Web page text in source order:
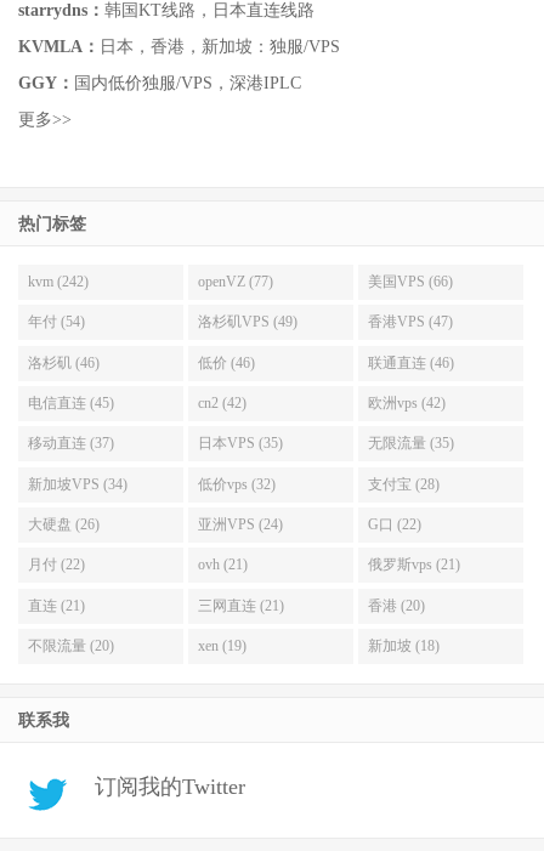
starrydns： 韩国KT线路，日本直连线路
KVMLA： 日本，香港，新加坡：独服/VPS
GGY： 国内低价独服/VPS，深港IPLC
更多>>
热门标签
kvm (242) openVZ (77) 美国VPS (66)
年付 (54) 洛杉矶VPS (49) 香港VPS (47)
洛杉矶 (46) 低价 (46) 联通直连 (46)
电信直连 (45) cn2 (42) 欧洲vps (42)
移动直连 (37) 日本VPS (35) 无限流量 (35)
新加坡VPS (34) 低价vps (32) 支付宝 (28)
大硬盘 (26) 亚洲VPS (24) G口 (22)
月付 (22) ovh (21) 俄罗斯vps (21)
直连 (21) 三网直连 (21) 香港 (20)
不限流量 (20) xen (19) 新加坡 (18)
联系我
订阅我的Twitter